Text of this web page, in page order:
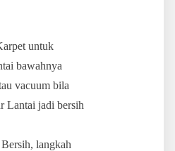
untuk
bawahnya
vacuum bila
Lantai jadi bersih
langkah